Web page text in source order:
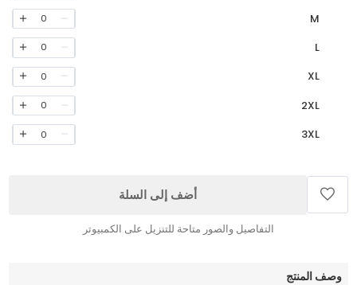
M
0
L
0
XL
0
2XL
0
3XL
0
أضف إلى السلة
التفاصيل والصور متاحة للتنزيل على الكمبيوتر
وصف المنتج